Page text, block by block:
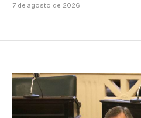
7 de agosto de 2026